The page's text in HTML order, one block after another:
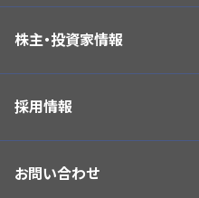
株主・投資家情報
採用情報
お問い合わせ